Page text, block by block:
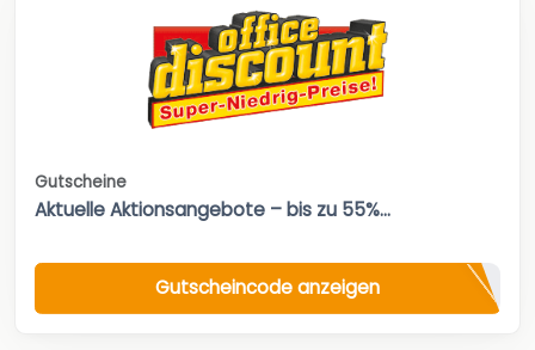
Gutscheine
Aktuelle Aktionsangebote – bis zu 55%...
Gutscheincode anzeigen